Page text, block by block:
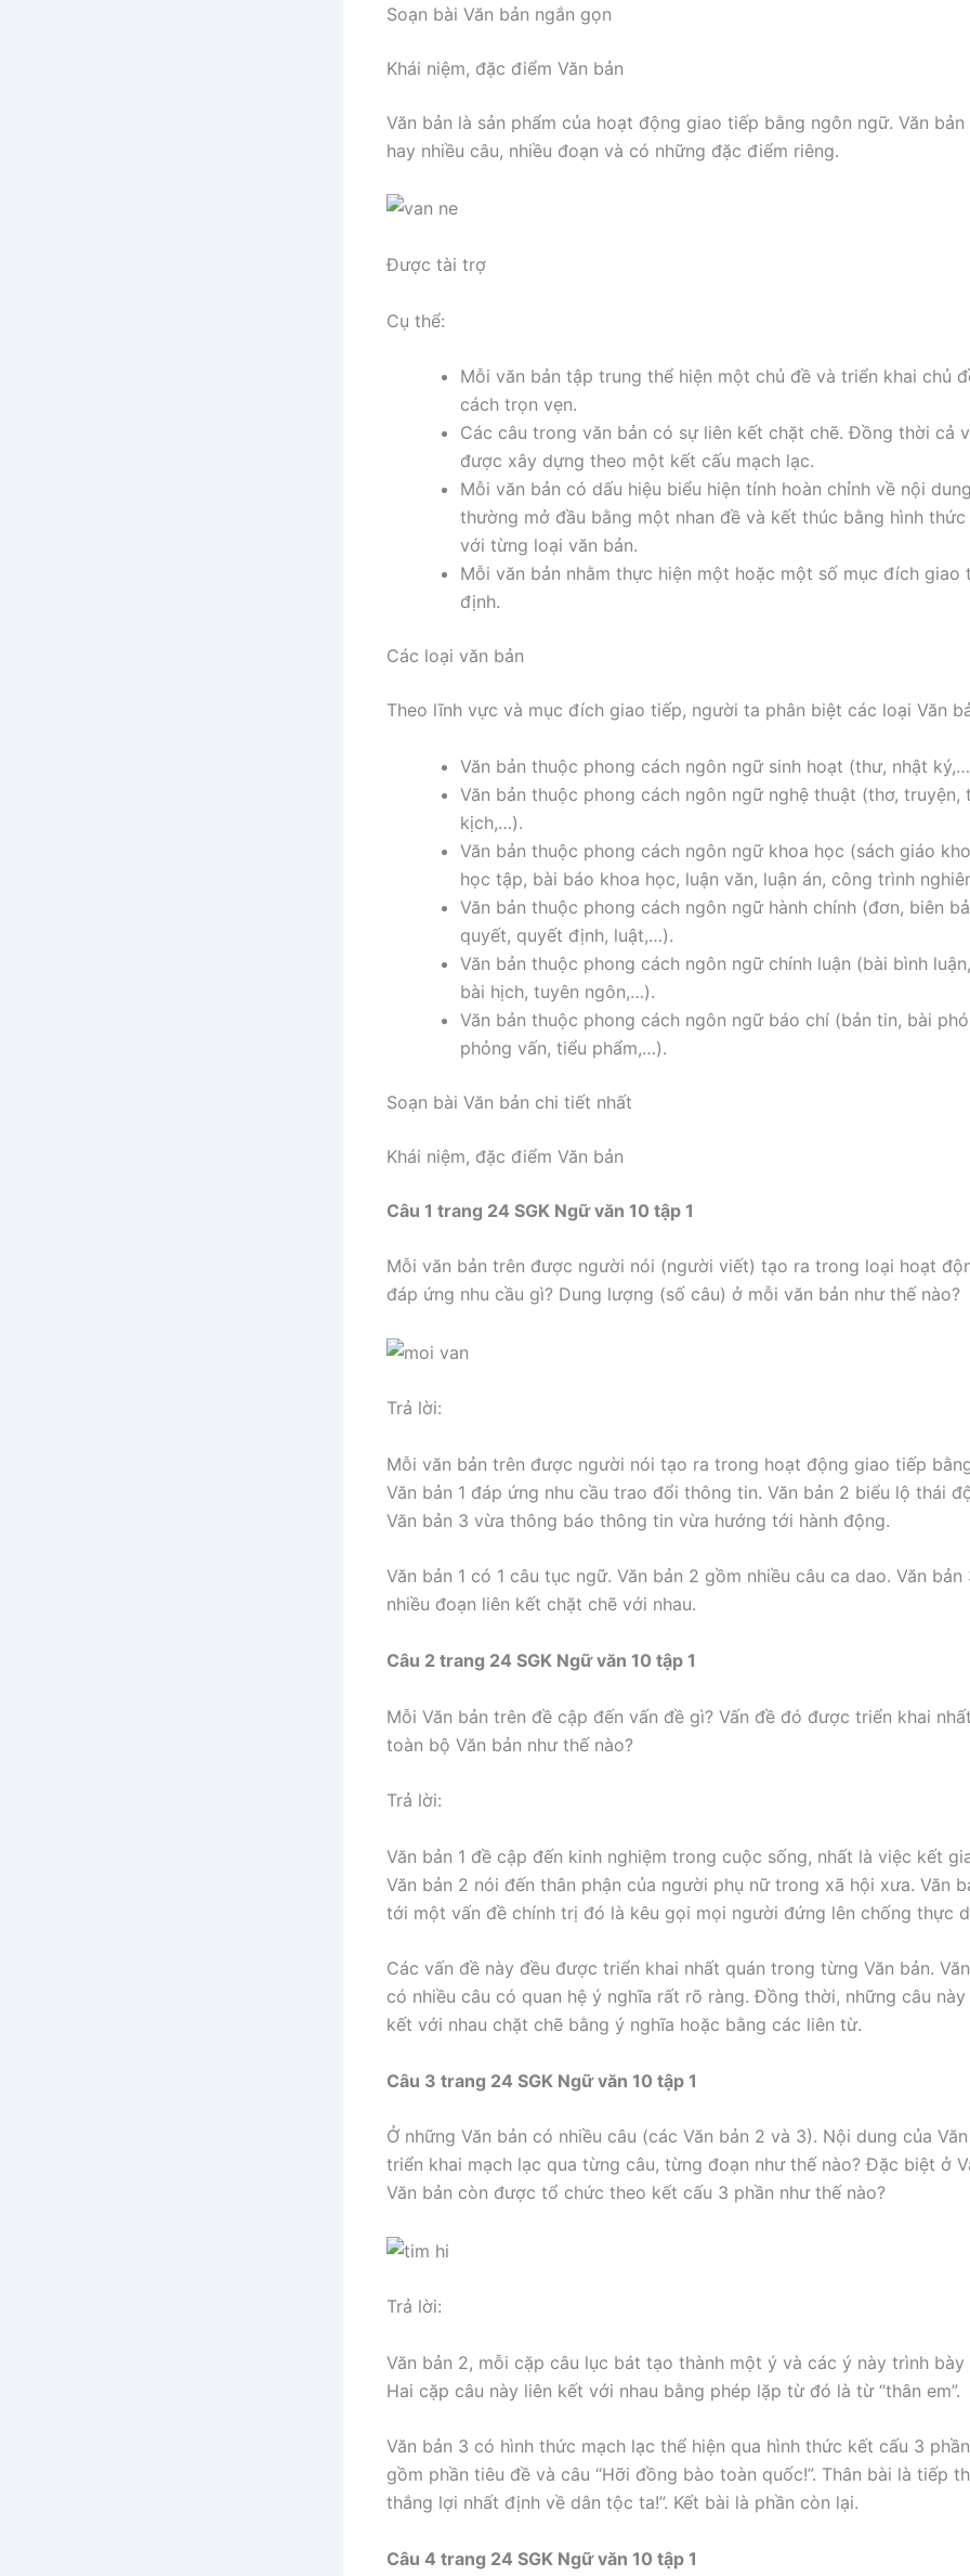
Soạn bài Văn bản ngắn gọn
Khái niệm, đặc điểm Văn bản
Văn bản là sản phẩm của hoạt động giao tiếp bằng ngôn ngữ. Văn
hay nhiều câu, nhiều đoạn và có những đặc điểm riêng.
Được tài trợ
Cụ thể:
Mỗi văn bản tập trung thể hiện một chủ đề và triển khai chủ
cách trọn vẹn.
Các câu trong văn bản có sự liên kết chặt chẽ. Đồng thời cả
được xây dựng theo một kết cấu mạch lạc.
Mỗi văn bản có dấu hiệu biểu hiện tính hoàn chỉnh về nội
thường mở đầu bằng một nhan đề và kết thúc bằng hình
với từng loại văn bản.
Mỗi văn bản nhằm thực hiện một hoặc một số mục đích giao
định.
Các loại văn bản
Theo lĩnh vực và mục đích giao tiếp, người ta phân biệt các loại Văn
Văn bản thuộc phong cách ngôn ngữ sinh hoạt (thư, nhật
Văn bản thuộc phong cách ngôn ngữ nghệ thuật (thơ, truyện,
kịch,…).
Văn bản thuộc phong cách ngôn ngữ khoa học (sách giáo
học tập, bài báo khoa học, luận văn, luận án, công trình
Văn bản thuộc phong cách ngôn ngữ hành chính (đơn, biên
quyết, quyết định, luật,…).
Văn bản thuộc phong cách ngôn ngữ chính luận (bài bình
bài hịch, tuyên ngôn,…).
Văn bản thuộc phong cách ngôn ngữ báo chí (bản tin, bài
phỏng vấn, tiểu phẩm,…).
Soạn bài Văn bản chi tiết nhất
Khái niệm, đặc điểm Văn bản
Câu 1 trang 24 SGK Ngữ văn 10 tập 1
Mỗi văn bản trên được người nói (người viết) tạo ra trong loại hoạt
đáp ứng nhu cầu gì? Dung lượng (số câu) ở mỗi văn bản như thế nào?
Trả lời:
Mỗi văn bản trên được người nói tạo ra trong hoạt động giao tiếp
Văn bản 1 đáp ứng nhu cầu trao đổi thông tin. Văn bản 2 biểu lộ thái
Văn bản 3 vừa thông báo thông tin vừa hướng tới hành động.
Văn bản 1 có 1 câu tục ngữ. Văn bản 2 gồm nhiều câu ca dao. Văn bản
nhiều đoạn liên kết chặt chẽ với nhau.
Câu 2 trang 24 SGK Ngữ văn 10 tập 1
Mỗi Văn bản trên đề cập đến vấn đề gì? Vấn đề đó được triển khai
toàn bộ Văn bản như thế nào?
Trả lời:
Văn bản 1 đề cập đến kinh nghiệm trong cuộc sống, nhất là việc kết
Văn bản 2 nói đến thân phận của người phụ nữ trong xã hội xưa. Văn
tới một vấn đề chính trị đó là kêu gọi mọi người đứng lên chống thực
Các vấn đề này đều được triển khai nhất quán trong từng Văn bản.
có nhiều câu có quan hệ ý nghĩa rất rõ ràng. Đồng thời, những câu
kết với nhau chặt chẽ bằng ý nghĩa hoặc bằng các liên từ.
Câu 3 trang 24 SGK Ngữ văn 10 tập 1
Ở những Văn bản có nhiều câu (các Văn bản 2 và 3). Nội dung của
triển khai mạch lạc qua từng câu, từng đoạn như thế nào? Đặc biệt ở
Văn bản còn được tổ chức theo kết cấu 3 phần như thế nào?
Trả lời:
Văn bản 2, mỗi cặp câu lục bát tạo thành một ý và các ý này trình
Hai cặp câu này liên kết với nhau bằng phép lặp từ đó là từ “thân em”.
Văn bản 3 có hình thức mạch lạc thể hiện qua hình thức kết cấu 3
gồm phần tiêu đề và câu “Hỡi đồng bào toàn quốc!”. Thân bài là tiếp
thắng lợi nhất định về dân tộc ta!”. Kết bài là phần còn lại.
Câu 4 trang 24 SGK Ngữ văn 10 tập 1